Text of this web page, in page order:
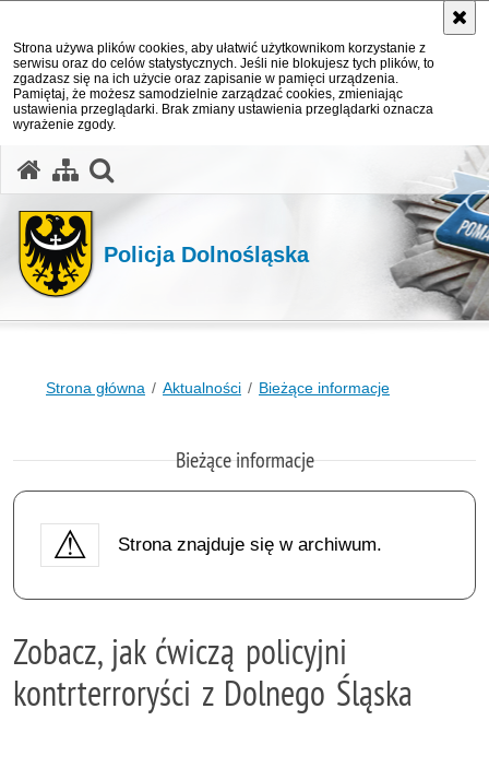
Strona używa plików cookies, aby ułatwić użytkownikom korzystanie z
serwisu oraz do celów statystycznych. Jeśli nie blokujesz tych plików, to
zgadzasz się na ich użycie oraz zapisanie w pamięci urządzenia.
Pamiętaj, że możesz samodzielnie zarządzać cookies, zmieniając
ustawienia przeglądarki. Brak zmiany ustawienia przeglądarki oznacza
wyrażenie zgody.
Policja Dolnośląska
Strona główna Aktualności Bieżące informacje
Bieżące informacje
Strona znajduje się w archiwum.
Zobacz, jak ćwiczą policyjni
kontrterroryści z Dolnego Śląska